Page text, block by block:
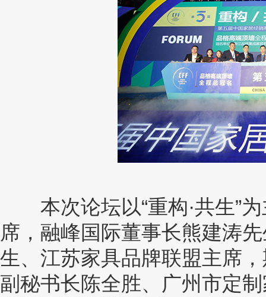
本次论坛以“重构·共生”为
席，融峰国际董事长熊建涛
生、江苏家具品牌联盟主席
副秘书长陈全胜、广州市定